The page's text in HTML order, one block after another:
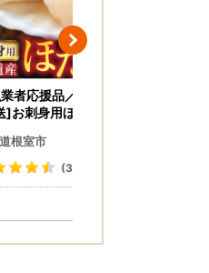
者応援品／根室海鮮市場
]お刺身用ほたて貝柱500
根室市
(3442)